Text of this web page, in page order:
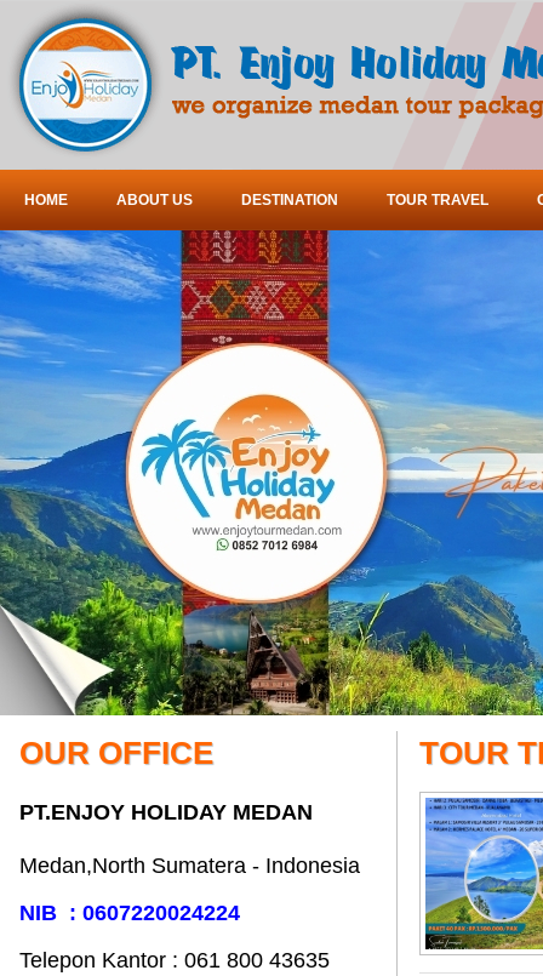
HOME ABOUT US DESTINATION TOUR TRAVEL
OUR OFFICE
PT.ENJOY HOLIDAY MEDAN
Medan,North Sumatera - Indonesia
NIB : 0607220024224
Telepon Kantor : 061‎ 800 43635
TOUR